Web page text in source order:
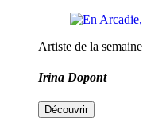
Artiste de la semaine
Irina Dopont
Découvrir